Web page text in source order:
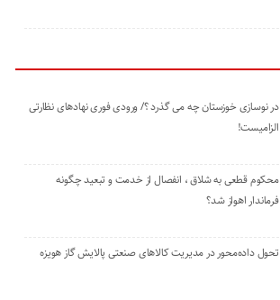
در نوسازی خوزستان چه می گذرد ؟/ ورودی فوری نهادهای نظارتی
الزامیست!
محکوم قطعی به شلاق ، انفصال از خدمت و تبعید چگونه
فرماندار اهواز شد؟
تحول داده‌محور در مدیریت کالاهای صنعتی پالایش گاز هویزه